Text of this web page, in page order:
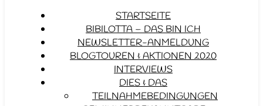
STARTSEITE
BIBILOTTA – DAS BIN ICH
NEWSLETTER-ANMELDUNG
BLOGTOUREN & AKTIONEN 2020
INTERVIEWS
DIES & DAS
TEILNAHMEBEDINGUNGEN